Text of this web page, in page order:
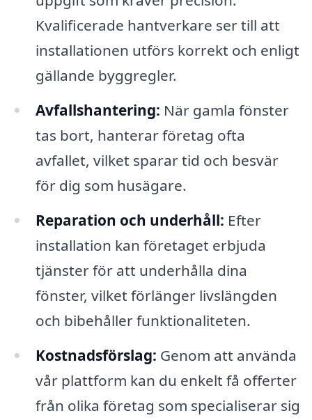
Kvalificerade hantverkare ser till att
installationen utförs korrekt och enligt
gällande byggregler.
Avfallshantering: När gamla fönster
tas bort, hanterar företag ofta
avfallet, vilket sparar tid och besvär
för dig som husägare.
Reparation och underhåll: Efter
installation kan företaget erbjuda
tjänster för att underhålla dina
fönster, vilket förlänger livslängden
och bibehåller funktionaliteten.
Kostnadsförslag: Genom att använda
vår plattform kan du enkelt få offerter
från olika företag som specialiserar sig